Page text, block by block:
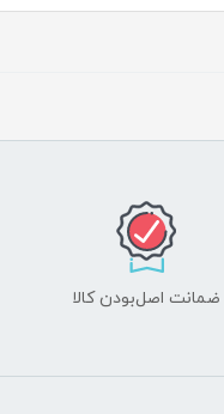
ضمانت اصل‌بودن کالا